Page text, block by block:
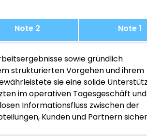
Note 2 Note 1
sowie gründlich
strukturierten Vorgehen und ihrem
sie eine solide
im operativen Tagesgeschäft und
Informationsfluss zwischen der
Kunden und Partnern